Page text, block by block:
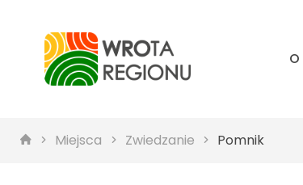
Miejsca Zwiedzanie Pomnik